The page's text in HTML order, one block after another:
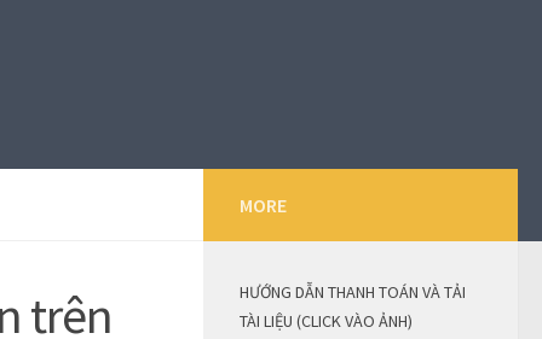
trên
MORE
HƯỚNG DẪN THANH TOÁN VÀ TẢI
TÀI LIỆU (CLICK VÀO ẢNH)